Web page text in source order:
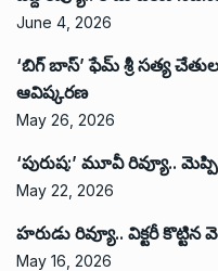
June 4, 2026
‘బిగ్ బాస్’ ఫేమ్ శ్రీ సత్య
ఆవిష్కరణ
May 26, 2026
‘పురుష:’ మూవీ రివ్యూ..
May 22, 2026
హరుడు రివ్యూ.. విక్టరీ కొట్టిన
May 16, 2026